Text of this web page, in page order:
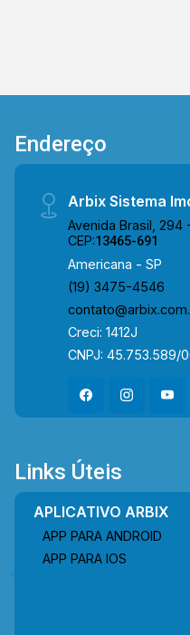
Endereço
Arbix Sistema
Avenida Brasil, 294
CEP:13465-691
Americana - SP
(19) 3475-4546
Creci: 1412J
CNPJ: 45.753.589/
Links Úteis
APLICATIVO ARBIX
APP PARA ANDROID
APP PARA IOS